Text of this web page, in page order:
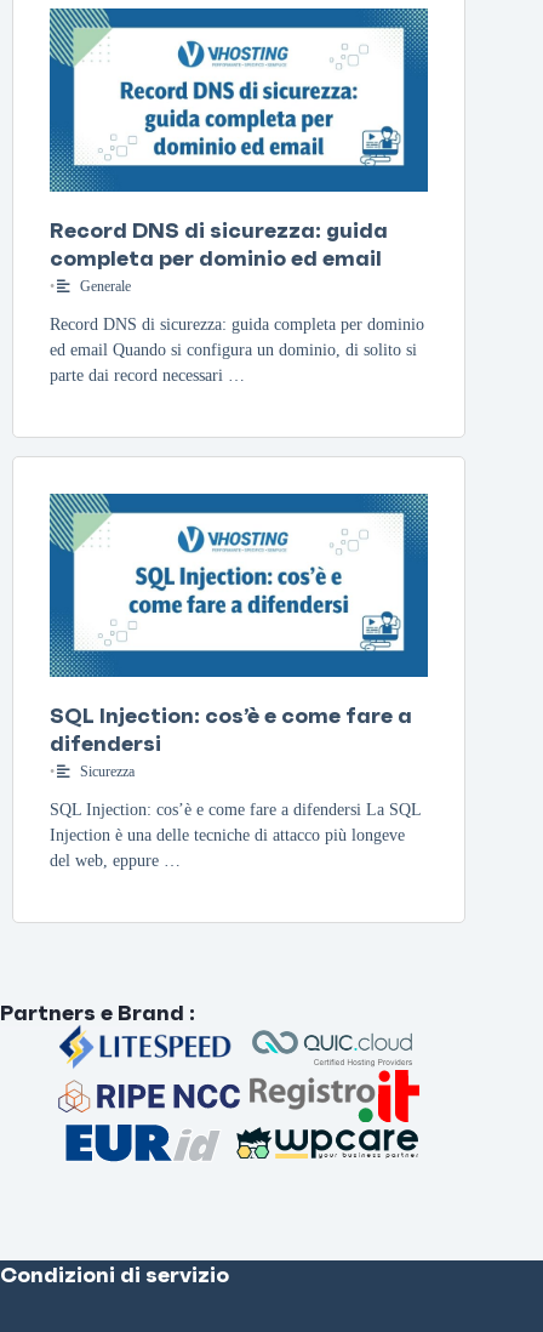
Record DNS di sicurezza: guida
completa per dominio ed email
• Generale
Record DNS di sicurezza: guida completa per dominio
ed email Quando si configura un dominio, di solito si
parte dai record necessari …
SQL Injection: cos’è e come fare a
difendersi
• Sicurezza
SQL Injection: cos’è e come fare a difendersi La SQL
Injection è una delle tecniche di attacco più longeve
del web, eppure …
Partners e Brand :
Condizioni di servizio